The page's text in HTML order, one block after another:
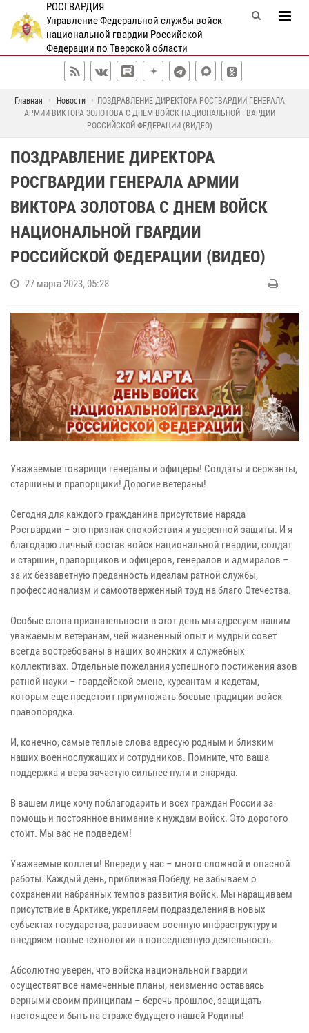
РОСГВАРДИЯ
Управление Федеральной службы войск
национальной гвардии Российской
Федерации по Тверской области
Главная Новости
ПОЗДРАВЛЕНИЕ ДИРЕКТОРА РОСГВАРДИИ ГЕНЕРАЛА
АРМИИ ВИКТОРА ЗОЛОТОВА С ДНЕМ ВОЙСК НАЦИОНАЛЬНОЙ ГВАРДИИ
РОССИЙСКОЙ ФЕДЕРАЦИИ (ВИДЕО)
ПОЗДРАВЛЕНИЕ ДИРЕКТОРА
РОСГВАРДИИ ГЕНЕРАЛА АРМИИ
ВИКТОРА ЗОЛОТОВА С ДНЕМ ВОЙСК
НАЦИОНАЛЬНОЙ ГВАРДИИ
РОССИЙСКОЙ ФЕДЕРАЦИИ (ВИДЕО)
27 марта 2023, 05:28
Уважаемые товарищи генералы и офицеры! Солдаты и сержанты,
старшины и прапорщики! Дорогие ветераны!
Сегодня для каждого гражданина присутствие наряда
Росгвардии – это признак спокойствия и уверенной защиты. И я
благодарю личный состав войск национальной гвардии, солдат
и старшин, прапорщиков и офицеров, генералов и адмиралов –
за их беззаветную преданность идеалам ратной службы,
профессионализм и самоотверженный труд на благо Отечества.
Особые слова признательности в этот день мы адресуем нашим
уважаемым ветеранам, чей жизненный опыт и мудрый совет
всегда востребованы в наших воинских и служебных
коллективах. Отдельные пожелания успешного постижения азов
ратной науки – гвардейской смене, курсантам и кадетам,
которым еще предстоит приумножать боевые традиции войск
правопорядка.
И, конечно, самые теплые слова адресую родным и близким
наших военнослужащих и сотрудников. Помните, что ваша
поддержка и вера зачастую сильнее пули и снаряда.
В вашем лице хочу поблагодарить и всех граждан России за
помощь и постоянное внимание к нуждам войск. Это дорогого
стоит. Мы вас не подведем!
Уважаемые коллеги! Впереди у нас – много сложной и опасной
работы. Каждый день, приближая Победу, не забываем о
сохранении набранных темпов развития войск. Мы наращиваем
присутствие в Арктике, укрепляем подразделения в новых
субъектах государства, развиваем военную инфраструктуру и
внедряем новые технологии в повседневную деятельность.
Абсолютно уверен, что войска национальной гвардии
осуществят все намеченные планы, неизменно оставаясь
верными своим принципам – беречь прошлое, защищать
настоящее и быть на страже будущего нашей Родины!